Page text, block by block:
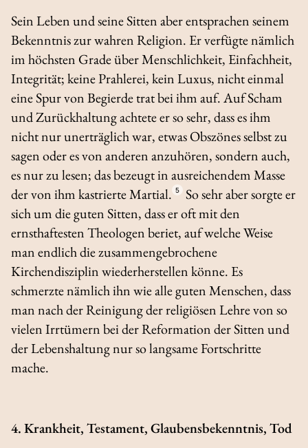
Sein Leben und seine Sitten aber entsprachen seinem
Bekenntnis zur wahren Religion. Er verfügte nämlich
im höchsten Grade über Menschlichkeit, Einfachheit,
Integrität; keine Prahlerei, kein Luxus, nicht einmal
eine Spur von Begierde trat bei ihm auf. Auf Scham
und Zurückhaltung achtete er so sehr, dass es ihm
nicht nur unerträglich war, etwas Obszönes selbst zu
sagen oder es von anderen anzuhören, sondern auch,
es nur zu lesen; das bezeugt in ausreichendem Masse
der von ihm kastrierte Martial. 5
So sehr aber sorgte er
sich um die guten Sitten, dass er oft mit den
ernsthaftesten Theologen beriet, auf welche Weise
man endlich die zusammengebrochene
Kirchendisziplin wiederherstellen könne. Es
schmerzte nämlich ihn wie alle guten Menschen, dass
man nach der Reinigung der religiösen Lehre von so
vielen Irrtümern bei der Reformation der Sitten und
der Lebenshaltung nur so langsame Fortschritte
mache.
4. Krankheit, Testament, Glaubensbekenntnis, Tod